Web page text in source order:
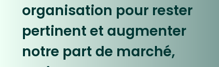
organisation pour rester
pertinent et augmenter
notre part de marché,